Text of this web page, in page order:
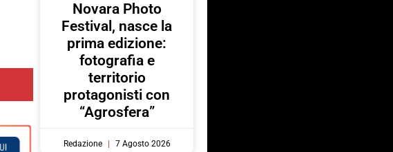
Novara Photo
Festival, nasce la
prima edizione:
fotografia e
territorio
protagonisti con
“Agrosfera”
Redazione 7 Agosto 2026